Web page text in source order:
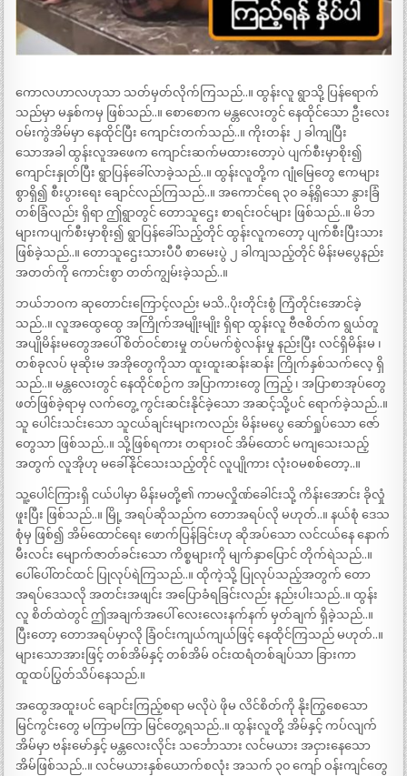
ကောလဟာလဟုသာ သတ်မှတ်လိုက်ကြသည်..။ ထွန်းလူ ရွာသို့ ပြန်ရောက်
သည်မှာ မနှစ်ကမှ ဖြစ်သည်..။ စောစောက မန္တလေးတွင် နေထိုင်သော ဦးလေး
ဝမ်းကွဲအိမ်မှာ နေထိုင်ပြီး ကျောင်းတက်သည်..။ ကိုးတန်း ၂ ခါကျပြီး
သောအခါ ထွန်းလူအဖေက ကျောင်းဆက်မထားတော့ပဲ ပျက်စီးမှာစိုး၍
ကျောင်းနှုတ်ပြီး ရွာပြန်ခေါ်လာခဲ့သည်..။ ထွန်းလူတို့က ဂျုံမြေတွေ ဧကများ
စွာရှိ၍ စီးပွားရေး ချောင်လည်ကြသည်..။ အကောင်ရေ ၃၀ ခန့်ရှိသော နွားခြံ
တစ်ခြံလည်း ရှိရာ ဤရွာတွင် တောသူဌေး စာရင်းဝင်များ ဖြစ်သည်..။ မိဘ
များကပျက်စီးမှာစိုး၍ ရွာပြန်ခေါ်သည့်တိုင် ထွန်းလူကတော့ ပျက်စီးပြီးသား
ဖြစ်ခဲ့သည်..။ တောသူဌေးသားပီပီ စာမေးပွဲ ၂ ခါကျသည့်တိုင် မိန်းမပွေနည်း
အတတ်ကို ကောင်းစွာ တတ်ကျွမ်းခဲ့သည်..။
ဘယ်ဘဝက ဆုတောင်းကြောင့်လည်း မသိ..ပိုးတိုင်းစွံ ကြံတိုင်းအောင်ခဲ့
သည်..။ လူအထွေထွေ အကြိုက်အမျိုးမျိုး ရှိရာ ထွန်းလူ ဗီဇစိတ်က ရွယ်တူ
အပျိုမိန်းမတွေအပေါ် စိတ်ဝင်စားမှု တပ်မက်စွဲလန်းမှု နည်းပြီး လင်ရှိမိန်းမ ၊
တစ်ခုလပ် မုဆိုးမ အအိုတွေကိုသာ ထူးထူးဆန်းဆန်း ကြိုက်နှစ်သက်လေ့ ရှိ
သည်..။ မန္တလေးတွင် နေထိုင်စဉ်က အပြာကားတွေ ကြည့် ၊ အပြာစာအုပ်တွေ
ဖတ်ဖြစ်ခဲ့ရာမှ လက်တွေ့ ကွင်းဆင်းနိုင်ခဲ့သော အဆင့်သို့ပင် ရောက်ခဲ့သည်..။
သူ ပေါင်းသင်းသော သူငယ်ချင်းများကလည်း မိန်းမပွေ ဆော်ရှုပ်သော ဇော်
တွေသာ ဖြစ်သည်..။ သို့ဖြစ်ရကား တရားဝင် အိမ်ထောင် မကျသေးသည့်
အတွက် လူအိုဟု မခေါ်နိုင်သေးသည့်တိုင် လူပျိုကား လုံးဝမစစ်တော့..။
သူ့ပေါင်ကြားရှိ ငယ်ပါမှာ မိန်းမတို့၏ ကာမလှိုဏ်ခေါင်းသို့ ကိန်းအောင်း ခိုလှုံ
ဖူးပြီး ဖြစ်သည်..။ မြို့ အရပ်ဆိုသည်က တောအရပ်လို မဟုတ်..။ နယ်စုံ ဒေသ
စုံမှ ဖြစ်၍ အိမ်ထောင်ရေး ဖောက်ပြန်ခြင်းဟု ဆိုအပ်သော လင်ငယ်နေ နောက်
မီးလင်း မျောက်ဇာတ်ခင်းသော ကိစ္စများကို မျက်နှာပြောင် တိုက်ရဲသည်..။
ပေါ်ပေါ်တင်ထင် ပြုလုပ်ရဲကြသည်..။ ထိုကဲ့သို့ ပြုလုပ်သည့်အတွက် တော
အရပ်ဒေသလို အတင်းအဖျင်း အပြောခံရခြင်းလည်း နည်းပါးသည်..။ ထွန်း
လူ စိတ်ထဲတွင် ဤအချက်အပေါ် လေးလေးနက်နက် မှတ်ချက် ရှိခဲ့သည်..။
ပြီးတော့ တောအရပ်မှာလို ခြံဝင်းကျယ်ကျယ်ဖြင့် နေထိုင်ကြသည် မဟုတ်..။
များသောအားဖြင့် တစ်အိမ်နှင့် တစ်အိမ် ဝင်းထရံတစ်ချပ်သာ ခြားကာ
ထူထပ်ပြွတ်သိပ်နေသည်.။
အထွေအထူးပင် ချောင်းကြည့်စရာ မလိုပဲ ဖိုမ လိင်စိတ်ကို နိုးကြွစေသော
မြင်ကွင်းတွေ မကြာမကြာ မြင်တွေ့ရသည်..။ ထွန်းလူတို့ အိမ်နှင့် ကပ်လျက်
အိမ်မှာ ဗန်းမော်နှင့် မန္တလေးလိုင်း သင်္ဘောသား လင်မယား အငှားနေသော
အိမ်ဖြစ်သည်..။ လင်မယားနှစ်ယောက်စလုံး အသက် ၃၀ ကျော် ဝန်းကျင်တွေ